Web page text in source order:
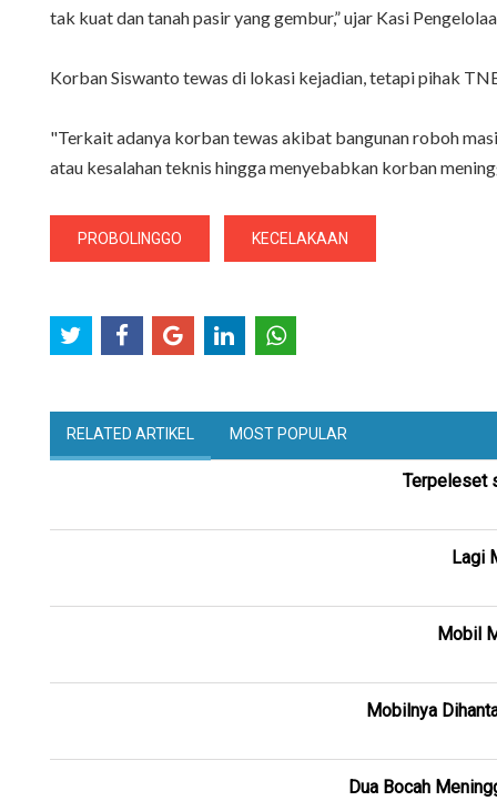
tak kuat dan tanah pasir yang gembur,” ujar Kasi
Korban Siswanto tewas di lokasi kejadian, tetapi pihak
"Terkait adanya korban tewas akibat bangunan roboh
atau kesalahan teknis hingga menyebabkan korban
PROBOLINGGO KECELAKAAN
RELATED ARTIKEL MOST POPULAR
Terpeleset
Lagi
Mobil
Mobilnya
Dua Bocah